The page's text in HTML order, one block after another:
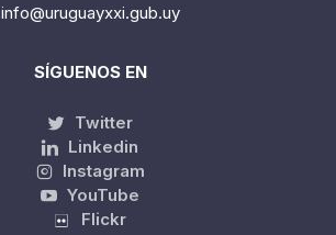
info@uruguayxxi.gub.uy
SÍGUENOS EN
Twitter
Linkedin
Instagram
YouTube
Flickr